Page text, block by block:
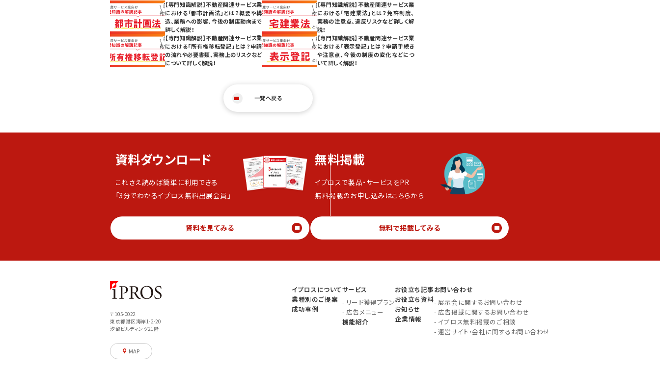
【専門知識解説】不動産関連サービス業
における「都市計画法」とは？概要や構
造、業務への影響、今後の制度動向まで
詳しく解説！
【専門知識解説】不動産関連サービス業
における「宅建業法」とは？免許制度、
実務の注意点、違反リスクなど詳しく解
説！
【専門知識解説】不動産関連サービス業
における「所有権移転登記」とは？申請
の流れや必要書類、実務上のリスクなど
について詳しく解説！
【専門知識解説】不動産関連サービス業
における「表示登記」とは？申請手続き
や注意点、今後の制度の変化などにつ
いて詳しく解説！
一覧へ戻る
資料ダウンロード
これさえ読めば簡単に利用できる
「3分でわかるイプロス無料出展会員」
資料を見てみる
無料掲載
イプロスで製品・サービスをPR
無料掲載のお申し込みはこちらから
無料で掲載してみる
〒105-0022
東京都港区海岸1-2-20
汐留ビルディング21階
MAP
イプロスについて
業種別のご提案
成功事例
サービス
- リード獲得プラン
- 広告メニュー
機能紹介
お役立ち記事
お役立ち資料
お知らせ
企業情報
お問い合わせ
- 展示会に関するお問い合わせ
- 広告掲載に関するお問い合わせ
- イプロス無料掲載のご相談
- 運営サイト・会社に関するお問い合わせ